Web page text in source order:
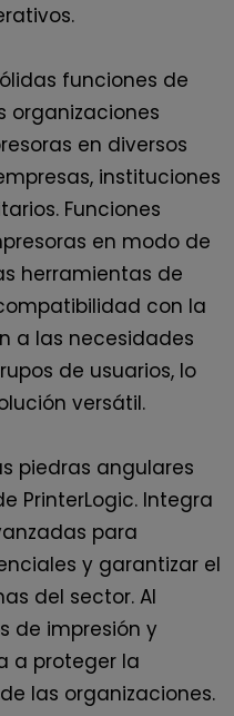
funciones de
organizaciones
en diversos
instituciones
Funciones
en modo de
herramientas de
con la
a las necesidades
de usuarios, lo
versátil.
piedras angulares
PrinterLogic. Integra
para
y garantizar el
del sector. Al
de impresión y
a proteger la
las organizaciones.